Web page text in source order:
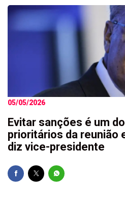
05/05/2026
Evitar sanções é um
prioritários da reunião
diz vice-presidente